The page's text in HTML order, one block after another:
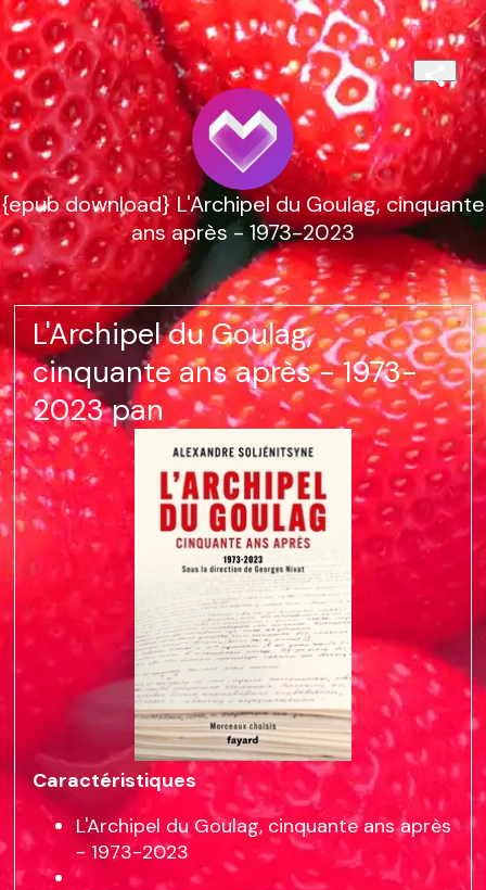
{epub download} L'Archipel du Goulag, cinquante
ans après - 1973-2023
L'Archipel du Goulag,
cinquante ans après - 1973-
2023 pan
Caractéristiques
L'Archipel du Goulag, cinquante ans après
- 1973-2023